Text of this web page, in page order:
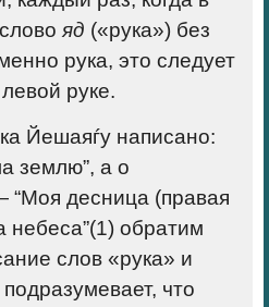
яд («рука») без
рука, это следует
левой руке.
Йешаяѓу написано:
землю”, а о
“Моя десница (правая
небеса”(1) обратим
слов «рука» и
что